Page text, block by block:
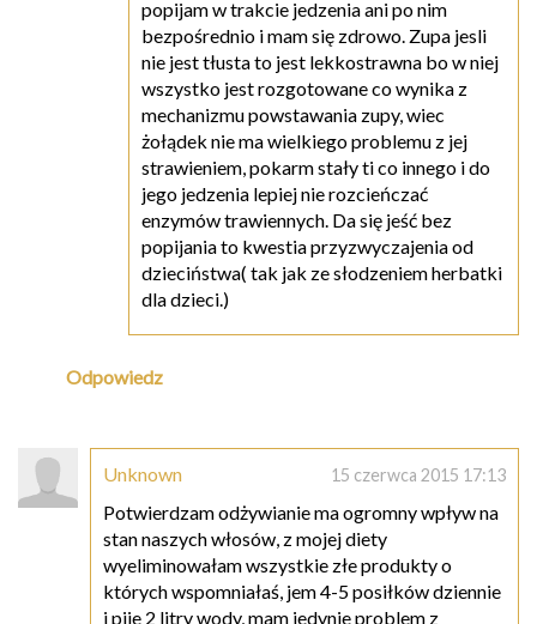
popijam w trakcie jedzenia ani po nim
bezpośrednio i mam się zdrowo. Zupa jesli
nie jest tłusta to jest lekkostrawna bo w niej
wszystko jest rozgotowane co wynika z
mechanizmu powstawania zupy, wiec
żołądek nie ma wielkiego problemu z jej
strawieniem, pokarm stały ti co innego i do
jego jedzenia lepiej nie rozcieńczać
enzymów trawiennych. Da się jeść bez
popijania to kwestia przyzwyczajenia od
dzieciństwa( tak jak ze słodzeniem herbatki
dla dzieci.)
Odpowiedz
Unknown 15 czerwca 2015 17:13
Potwierdzam odżywianie ma ogromny wpływ na
stan naszych włosów, z mojej diety
wyeliminowałam wszystkie złe produkty o
których wspomniałaś, jem 4-5 posiłków dziennie
i pije 2 litry wody, mam jedynie problem z